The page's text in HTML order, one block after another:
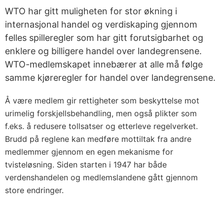
WTO har gitt muligheten for stor økning i
internasjonal handel og verdiskaping gjennom
felles spilleregler som har gitt forutsigbarhet og
enklere og billigere handel over landegrensene.
WTO-medlemskapet innebærer at alle må følge
samme kjøreregler for handel over landegrensene.
Å være medlem gir rettigheter som beskyttelse mot
urimelig forskjellsbehandling, men også plikter som
f.eks. å redusere tollsatser og etterleve regelverket.
Brudd på reglene kan medføre mottiltak fra andre
medlemmer gjennom en egen mekanisme for
tvisteløsning. Siden starten i 1947 har både
verdenshandelen og medlemslandene gått gjennom
store endringer.